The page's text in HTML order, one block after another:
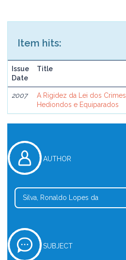
Item hits:
Issue
Date
Title
2007
A Rigidez da Lei dos Crimes
Hediondos e Equiparados
AUTHOR
Silva, Ronaldo Lopes da
SUBJECT